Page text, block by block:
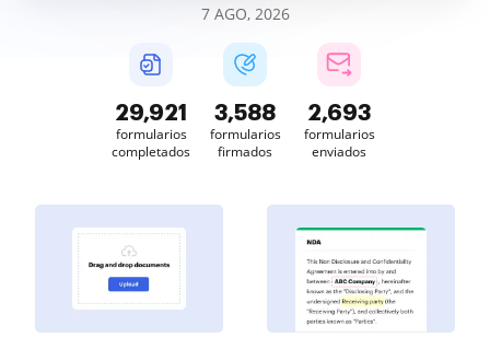
7 AGO, 2026
29,922
formularios
completados
3,588
formularios
firmados
2,693
formularios
enviados